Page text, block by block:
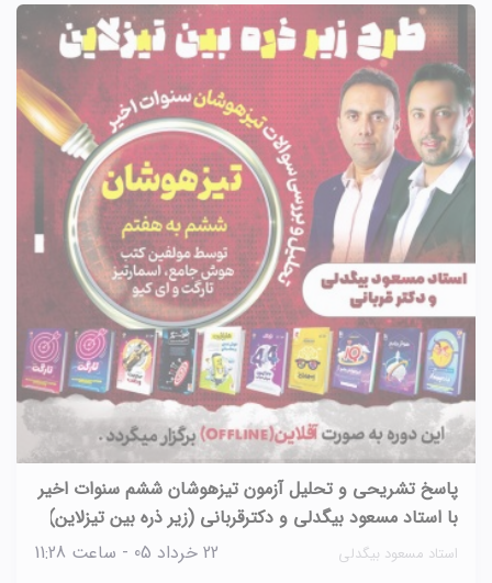
پاسخ تشریحی و تحلیل آزمون تیزهوشان ششم سنوات اخیر
با استاد مسعود بیگدلی و دکترقربانی (زیر ذره بین تیزلاین)
استاد مسعود بیگدلی 22 خرداد 05 - ساعت 11:28